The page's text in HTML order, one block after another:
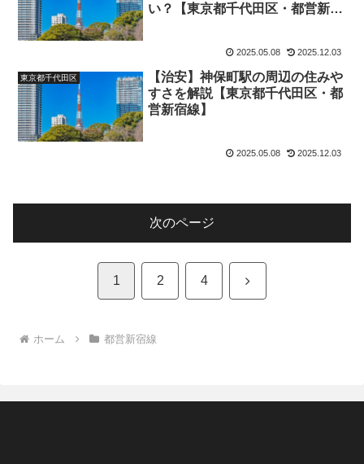
い？【東京都千代田区・都営新宿
2025.05.08 2025.12.03
東京都千代田区
【治安】神保町駅の周辺の住みや
すさを解説【東京都千代田区・都
営新宿線】
2025.05.08 2025.12.03
次のページ
1 2 4 次
ホーム 都営新宿線